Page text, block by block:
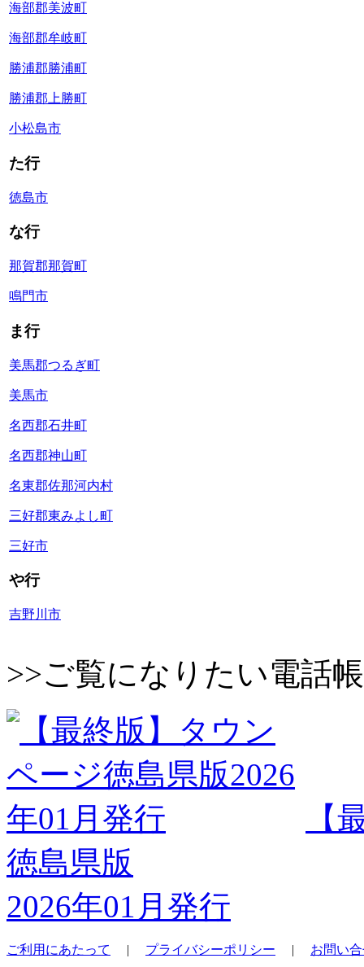
海部郡美波町
海部郡牟岐町
勝浦郡勝浦町
勝浦郡上勝町
小松島市
た行
徳島市
な行
那賀郡那賀町
鳴門市
ま行
美馬郡つるぎ町
美馬市
名西郡石井町
名西郡神山町
名東郡佐那河内村
三好郡東みよし町
三好市
や行
吉野川市
>>ご覧になりたい電話
【
徳島県版
2026年01月発行
ご利用にあたって | プライバシーポリシー | お問い